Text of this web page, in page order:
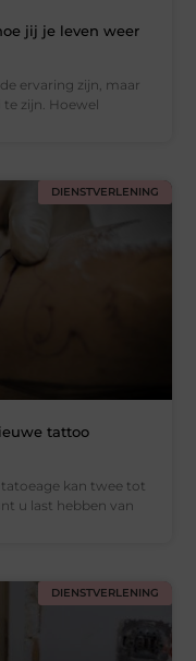
jij je leven weer
ervaring zijn, maar
zijn. Hoewel
DIENSTVERLENING
tattoo
kan twee tot
u last hebben van
DIENSTVERLENING